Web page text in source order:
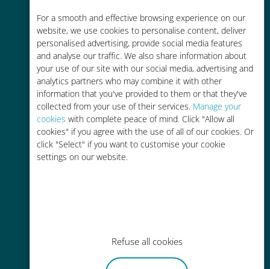
For a smooth and effective browsing experience on our
website, we use cookies to personalise content, deliver
personalised advertising, provide social media features
and analyse our traffic. We also share information about
your use of our site with our social media, advertising and
analytics partners who may combine it with other
information that you've provided to them or that they've
collected from your use of their services. Manage your
cookies with complete peace of mind. Click "Allow all
cookies" if you agree with the use of all of our cookies. Or
click "Select" if you want to customise your cookie
settings on our website.
Refuse all cookies
QR kodu alın ve tarayın
Küresel
200'den fazla destinasyonda dünya
çapında yüksek kaliteli hücresel
bağlantı
Uygun maliyetli
Mevcut operatörünüzle dolaşım